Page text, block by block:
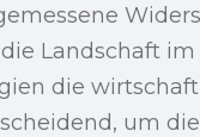
Landschaft
die
um